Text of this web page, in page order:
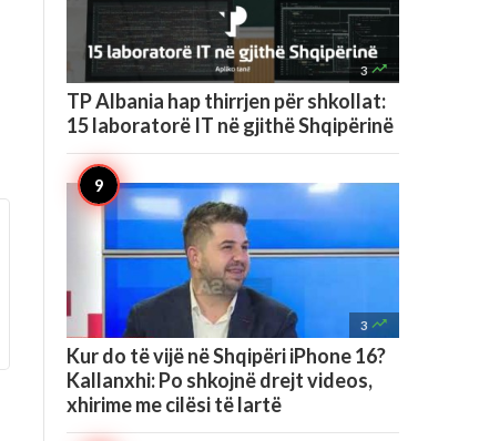
3 
TP Albania hap thirrjen për shkollat:
15 laboratorë IT në gjithë Shqipërinë
3 
Kur do të vijë në Shqipëri iPhone 16?
Kallanxhi: Po shkojnë drejt videos,
xhirime me cilësi të lartë